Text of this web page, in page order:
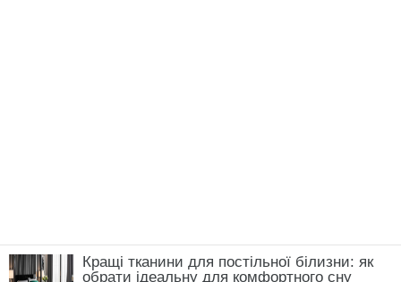
Кращі тканини для постільної білизни: як
обрати ідеальну для комфортного сну